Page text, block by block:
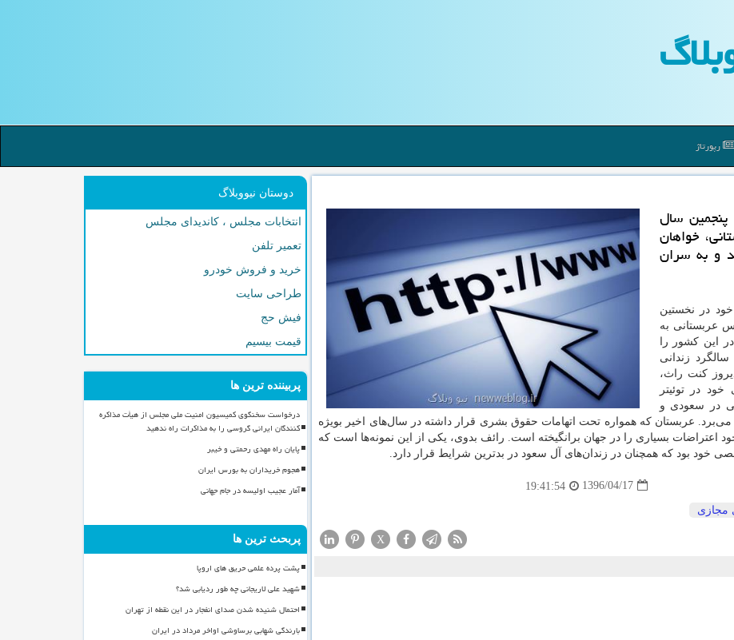
رپورتاژ
پنجمین سال
خواهان
و به سران
ماه 1394 در گزارش خود در نخستین
عربستانی به
این كشور را
زندانی
كنت راث،
در توئیتر
در سعودی و
عربستان كه همواره تحت اتهامات حقوق بشری قرار داشته در سال‌های اخیر بویژه
اعتراضات بسیاری را در جهان برانگیخته است. رائف بدوی، یكی از این نمونه‌ها است كه
خود بود كه همچنان در زندان‌های آل سعود در بدترین شرایط قرار دارد.
1396/04/17
19:41:54
مجازی
X
دوستان نیووبلاگ
انتخابات مجلس ، کاندیدای مجلس
تعمیر تلفن
خرید و فروش خودرو
طراحی سایت
فیش حج
قیمت بیسیم
پربیننده ترین ها
درخواست سخنگوی کمیسیون امنیت ملی مجلس از هیأت مذاکره
کنندگان ایرانی گروسی را به مذاکرات راه ندهید
پایان راه مهدی رحمتی و خیبر
هجوم خریداران به بورس ایران
آمار عجیب اولیسه در جام جهانی
پربحث ترین ها
پشت پرده علمی حریق های اروپا
شهید علی لاریجانی چه طور ردیابی شد؟
احتمال شنیده شدن صدای انفجار در این نقطه از تهران
بارندگی شهابی برساوشی اواخر مرداد در ایران